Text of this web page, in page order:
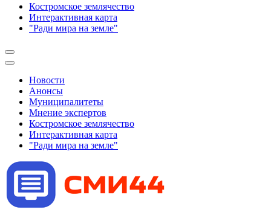
Костромское землячество
Интерактивная карта
"Ради мира на земле"
Новости
Анонсы
Муниципалитеты
Мнение экспертов
Костромское землячество
Интерактивная карта
"Ради мира на земле"